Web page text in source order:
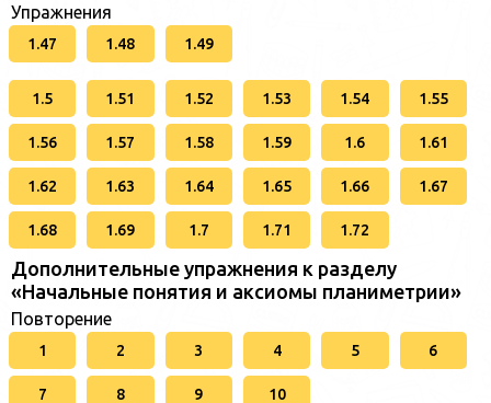
Упражнения
1.47 1.48 1.49
1.5 1.51 1.52 1.53 1.54 1.55
1.56 1.57 1.58 1.59 1.6 1.61
1.62 1.63 1.64 1.65 1.66 1.67
1.68 1.69 1.7 1.71 1.72
Дополнительные упражнения к разделу
«Начальные понятия и аксиомы планиметрии»
Повторение
1 2 3 4 5 6
7 8 9 10